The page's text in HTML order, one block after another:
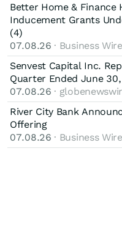
Better Home & Finance
Inducement Grants
(4)
07.08.26 · Business
Senvest Capital Inc.
Quarter Ended June
07.08.26 ·
River City Bank
Offering
07.08.26 · Business